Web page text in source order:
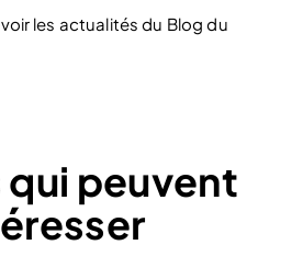
les actualités du Blog du
peuvent